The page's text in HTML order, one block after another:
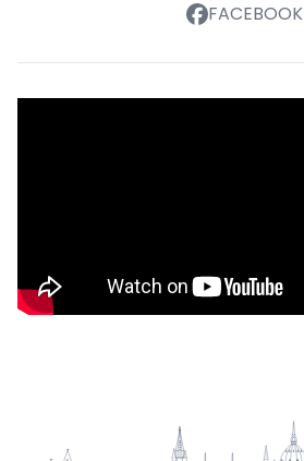
FACEBOOK